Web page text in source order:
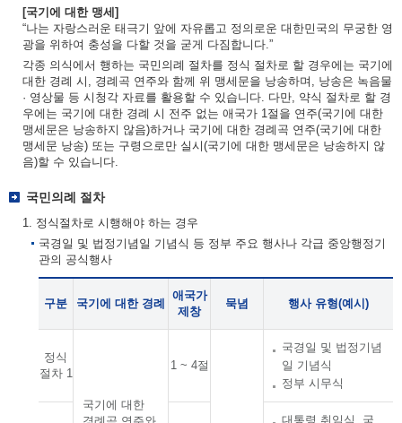
[국기에 대한 맹세]
“나는 자랑스러운 태극기 앞에 자유롭고 정의로운 대한민국의 무궁한 영
광을 위하여 충성을 다할 것을 굳게 다짐합니다.”
각종 의식에서 행하는 국민의례 절차를 정식 절차로 할 경우에는 국기에
대한 경례 시, 경례곡 연주와 함께 위 맹세문을 낭송하며, 낭송은 녹음물
· 영상물 등 시청각 자료를 활용할 수 있습니다. 다만, 약식 절차로 할 경
우에는 국기에 대한 경례 시 전주 없는 애국가 1절을 연주(국기에 대한
맹세문은 낭송하지 않음)하거나 국기에 대한 경례곡 연주(국기에 대한
맹세문 낭송) 또는 구령으로만 실시(국기에 대한 맹세문은 낭송하지 않
음)할 수 있습니다.
국민의례 절차
1. 정식절차로 시행해야 하는 경우
국경일 및 법정기념일 기념식 등 정부 주요 행사나 각급 중앙행정기
관의 공식행사
구분 국기에 대한 경례
애국가
제창
묵념 행사 유형(예시)
정식
절차 1
국기에 대한
1 ~ 4절
국경일 및 법정기념
일 기념식
정부 시무식
대통령 취임식, 국